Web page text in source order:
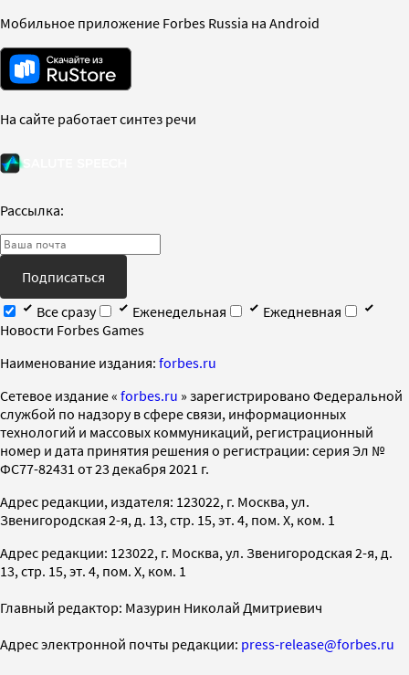
Мобильное приложение Forbes Russia на Android
На сайте работает синтез речи
Рассылка:
Подписаться
Все сразу
Еженедельная
Ежедневная
Новости Forbes Games
Наименование издания: forbes.ru
Cетевое издание « forbes.ru » зарегистрировано Федеральной
службой по надзору в сфере связи, информационных
технологий и массовых коммуникаций, регистрационный
номер и дата принятия решения о регистрации: серия Эл №
ФС77-82431 от 23 декабря 2021 г.
Адрес редакции, издателя: 123022, г. Москва, ул.
Звенигородская 2-я, д. 13, стр. 15, эт. 4, пом. X, ком. 1
Адрес редакции: 123022, г. Москва, ул. Звенигородская 2-я, д.
13, стр. 15, эт. 4, пом. X, ком. 1
Главный редактор: Мазурин Николай Дмитриевич
Адрес электронной почты редакции: press-release@forbes.ru